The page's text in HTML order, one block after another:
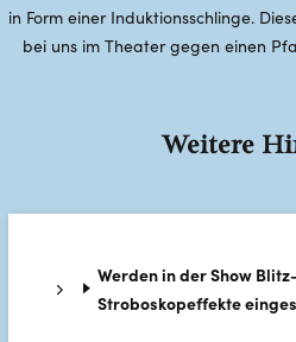
in Form einer Induktionsschlinge.
bei uns im Theater gegen einen
Weitere
Werden in der Show
Stroboskopeffekte